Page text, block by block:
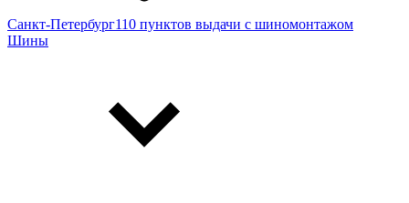
Санкт-Петербург110 пунктов выдачи с шиномонтажом
Шины